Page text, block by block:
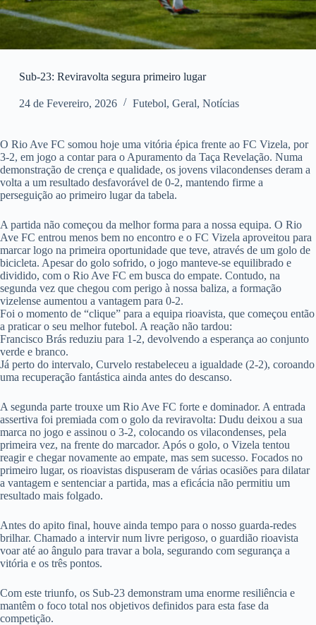
Sub-23: Reviravolta segura primeiro lugar
24 de Fevereiro, 2026 Futebol, Geral, Notícias
O Rio Ave FC somou hoje uma vitória épica frente ao FC Vizela, por
3-2, em jogo a contar para o Apuramento da Taça Revelação. Numa
demonstração de crença e qualidade, os jovens vilacondenses deram a
volta a um resultado desfavorável de 0-2, mantendo firme a
perseguição ao primeiro lugar da tabela.
A partida não começou da melhor forma para a nossa equipa. O Rio
Ave FC entrou menos bem no encontro e o FC Vizela aproveitou para
marcar logo na primeira oportunidade que teve, através de um golo de
bicicleta. Apesar do golo sofrido, o jogo manteve-se equilibrado e
dividido, com o Rio Ave FC em busca do empate. Contudo, na
segunda vez que chegou com perigo à nossa baliza, a formação
vizelense aumentou a vantagem para 0-2.
Foi o momento de “clique” para a equipa rioavista, que começou então
a praticar o seu melhor futebol. A reação não tardou:
Francisco Brás reduziu para 1-2, devolvendo a esperança ao conjunto
verde e branco.
Já perto do intervalo, Curvelo restabeleceu a igualdade (2-2), coroando
uma recuperação fantástica ainda antes do descanso.
A segunda parte trouxe um Rio Ave FC forte e dominador. A entrada
assertiva foi premiada com o golo da reviravolta: Dudu deixou a sua
marca no jogo e assinou o 3-2, colocando os vilacondenses, pela
primeira vez, na frente do marcador. Após o golo, o Vizela tentou
reagir e chegar novamente ao empate, mas sem sucesso. Focados no
primeiro lugar, os rioavistas dispuseram de várias ocasiões para dilatar
a vantagem e sentenciar a partida, mas a eficácia não permitiu um
resultado mais folgado.
Antes do apito final, houve ainda tempo para o nosso guarda-redes
brilhar. Chamado a intervir num livre perigoso, o guardião rioavista
voar até ao ângulo para travar a bola, segurando com segurança a
vitória e os três pontos.
Com este triunfo, os Sub-23 demonstram uma enorme resiliência e
mantêm o foco total nos objetivos definidos para esta fase da
competição.